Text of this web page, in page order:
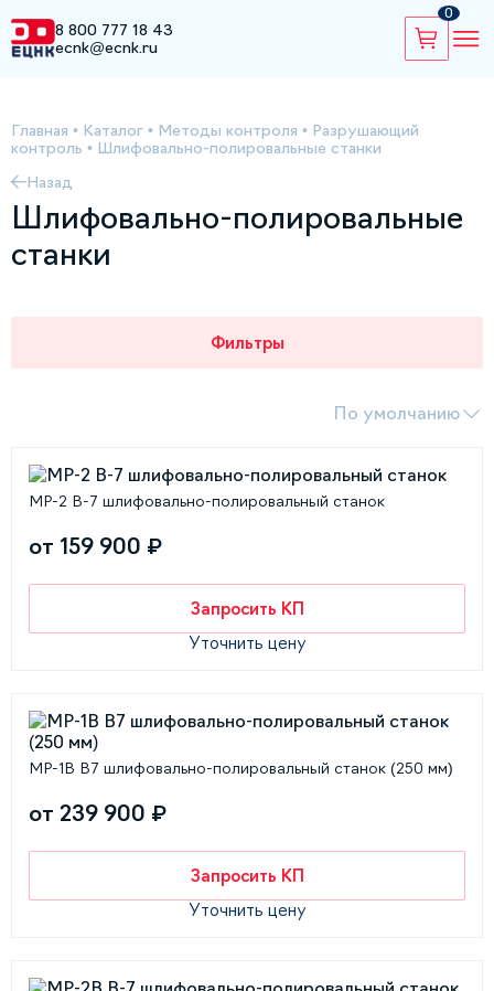
8 800 777 18 43
ecnk@ecnk.ru
0
Главная • Каталог • Методы контроля • Разрушающий
контроль • Шлифовально-полировальные станки
Назад
Шлифовально-полировальные
станки
Фильтры
По умолчанию
MP-2 В-7 шлифовально-полировальный станок
от 159 900 ₽
Запросить КП
Уточнить цену
MP-1B B7 шлифовально-полировальный станок (250 мм)
от 239 900 ₽
Запросить КП
Уточнить цену